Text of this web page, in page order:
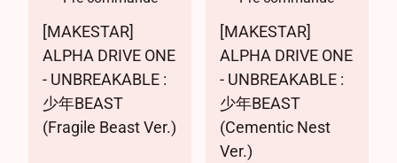
[MAKESTAR]
ALPHA DRIVE ONE
- UNBREAKABLE :
少年BEAST
(Fragile Beast Ver.)
[MAKESTAR]
ALPHA DRIVE ONE
- UNBREAKABLE :
少年BEAST
(Cementic Nest
Ver.)